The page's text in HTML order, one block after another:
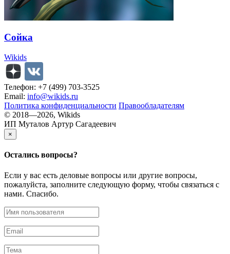
Сойка
Wikids
Телефон: +7 (499) 703-3525
Email: info@wikids.ru
Политика конфиденциальности Правообладателям
© 2018—2026, Wikids
ИП Муталов Артур Сагадеевич
×
Остались вопросы?
Если у вас есть деловые вопросы или другие вопросы,
пожалуйста, заполните следующую форму, чтобы связаться с
нами. Спасибо.